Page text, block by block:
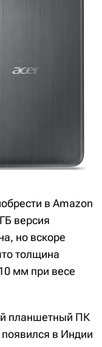
в Amazon
версия
но вскоре
толщина
мм при весе
планшетный ПК
появился в Индии